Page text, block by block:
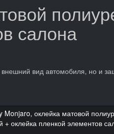
салона
внешний вид автомобиля, но и